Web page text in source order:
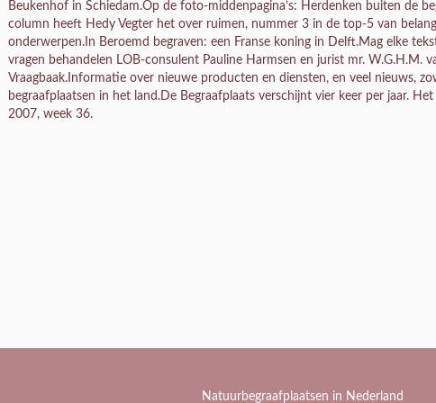
Beukenhof in Schiedam.Op de foto-middenpagina’s: Herdenken buiten de
column heeft Hedy Vegter het over ruimen, nummer 3 in de top-5 van
onderwerpen.In Beroemd begraven: een Franse koning in Delft.Mag elke
vragen behandelen LOB-consulent Pauline Harmsen en jurist mr. W.G.H.M.
Vraagbaak.Informatie over nieuwe producten en diensten, en veel nieuws,
begraafplaatsen in het land.De Begraafplaats verschijnt vier keer per jaar.
2007, week 36.
Natuurbegraafplaatsen in Nederland